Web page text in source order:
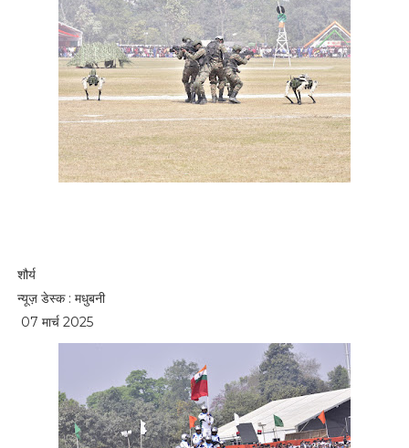
शौर्य
न्यूज़ डेस्क : मधुबनी
07 मार्च 2025